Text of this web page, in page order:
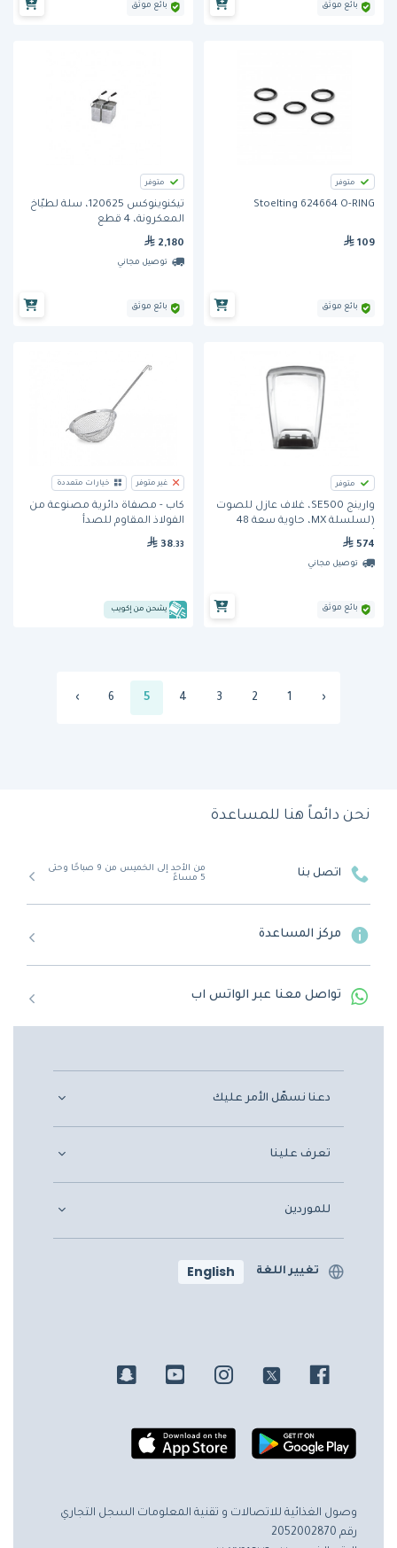
بائع موثق بائع موثق
متوفر
Stoelting 624664 O-RING
109
بائع موثق
متوفر
تيكنوينوكس 120625، سلة لطبّاخ
المعكرونة، 4 قطع
2,180
توصيل مجاني
بائع موثق
متوفر
وارينج SE500، غلاف عازل للصوت
(لسلسلة MX، حاوية سعة 48
أونصة)
574
توصيل مجاني
بائع موثق
غير متوفر خيارات متعددة
كاب - مصفاة دائرية مصنوعة من
الفولاذ المقاوم للصدأ
38.33
يشحن من إكويب
‹
1
2
3
4
5
6
›
نحن دائماً هنا للمساعدة
اتصل بنا
من الأحد إلى الخميس من 9 صباحًا وحتى
5 مساءً
مركز المساعدة
تواصل معنا عبر الواتس اب
دعنا نسهّل الأمر عليك
تعرف علينا
للموردين
تغيير اللغة English
وصول الغذائية للاتصالات و تقنية المعلومات السجل التجاري
رقم 2052002870